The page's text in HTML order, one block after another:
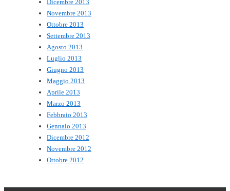
Dicembre 2013
Novembre 2013
Ottobre 2013
Settembre 2013
Agosto 2013
Luglio 2013
Giugno 2013
Maggio 2013
Aprile 2013
Marzo 2013
Febbraio 2013
Gennaio 2013
Dicembre 2012
Novembre 2012
Ottobre 2012